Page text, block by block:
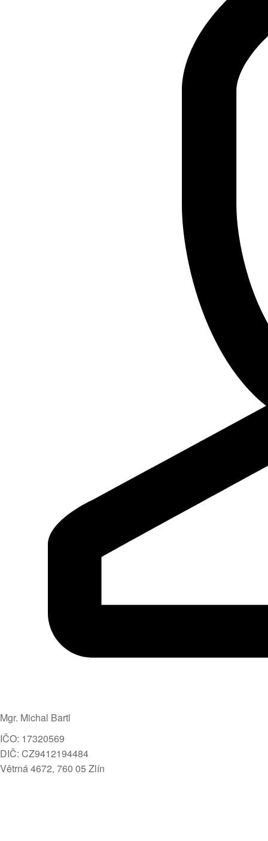
Mgr. Michal Bartl
IČO: 17320569
DIČ: CZ9412194484
Větrná 4672, 760 05 Zlín